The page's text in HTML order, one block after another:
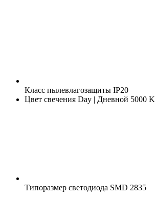
Класс пылевлагозащиты IP20
Цвет свечения Day | Дневной 5000 K
Типоразмер светодиода SMD 2835